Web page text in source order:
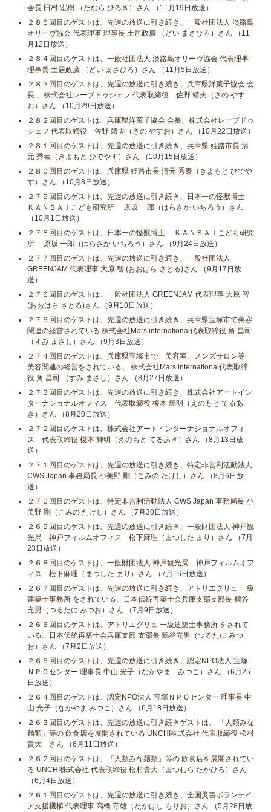
会長 田村 宏樹 （たむら ひろき）さん （11月19日放送）
２８５回目のゲストは、先週の放送に引き続き、一般社団法人 淡路島
オリーヴ協会 代表理事 理事長 土居政廣 （どい まさひろ）さん （11
月12日放送）
２８４回目のゲストは、一般社団法人 淡路島オリーヴ協会 代表理事
理事長 土居政廣 （どい まさひろ）さん （11月5日放送）
２８３回目のゲストは、先週の放送に引き続き、兵庫県洋菓子協会 会
長 、株式会社レーブドゥシェフ 代表取締役 佐野 靖夫（さの やす
お）さん （10月29日放送）
２８２回目のゲストは、兵庫県洋菓子協会 会長、株式会社レーブドゥ
シェフ 代表取締役 佐野 靖夫（さの やすお）さん （10月22日放送）
２８１回目のゲストは、先週の放送に引き続き、兵庫県 姫路市長 清
元 秀泰（きよもと ひでやす）さん （10月15日放送）
２８０回目のゲストは、兵庫県 姫路市長 清元 秀泰（きよもと ひでや
す）さん （10月8日放送）
２７９回目のゲストは、先週の放送に引き続き、日本一の怪獣博士
ＫＡＮＳＡＩこども研究所 原坂 一郎（はらさか いちろう）さん
（10月1日放送）
２７８回目のゲストは、日本一の怪獣博士 ＫＡＮＳＡＩこども研究
所 原坂 一郎（はらさか いちろう）さん （9月24日放送）
２７７回目のゲストは、先週の放送に引き続き、一般社団法人
GREENJAM 代表理事 大原 智 (おおはら さとる)さん （9月17日放
送）
２７６回目のゲストは、一般社団法人 GREENJAM 代表理事 大原 智
(おおはら さとる)さん （9月10日放送）
２７５回目のゲストは、先週の放送に引き続き、兵庫県宝塚市で美容
関連の経営されている 株式会社Mars international代表取締役 角 昌司
（すみ まさし）さん （9月3日放送）
２７４回目のゲストは、兵庫県宝塚市で、美容室、メンズサロン等
美容関連の経営をされている、 株式会社Mars international代表取締
役 角 昌司 （すみ まさし）さん （8月27日放送）
２７３回目のゲストは、先週の放送に引き続き、株式会社アートイン
ターナショナルオフィス 代表取締役 榎本 輝明（えのもと てるあ
き）さん （8月20日放送）
２７２回目のゲストは、株式会社アートインターナショナルオフィ
ス 代表取締役 榎本 輝明（えのもと てるあき）さん （8月13日放
送）
２７１回目のゲストは、先週の放送に引き続き、特定非営利活動法人
CWS Japan 事務局長 小美野 剛（こみの たけし）さん （8月6日放
送）
２７０回目のゲストは、特定非営利活動法人 CWS Japan 事務局長 小
美野 剛（こみの たけし）さん （7月30日放送）
２６９回目のゲストは、先週の放送に引き続き、一般財団法人 神戸観
光局 神戸フィルムオフィス 松下麻理（まつした まり）さん （7月
23日放送）
２６８回目のゲストは、一般財団法人 神戸観光局 神戸フィルムオフ
ィス 松下麻理（まつした まり）さん （7月16日放送）
２６７回目のゲストは、先週の放送に引き続き、アトリエグリュ 一級
建築士事務所 をされている、日本伝統再築士会兵庫支部支部長 鶴谷
充男（つるたに みつお）さん （7月9日放送）
２６６回目のゲストは、アトリエグリュ 一級建築士事務所 をされて
いる、日本伝統再築士会兵庫支部 支部長 鶴谷充男（つるたに みつ
お）さん （7月2日放送）
２６５回目のゲストは、先週の放送に引き続き、認定NPO法人 宝塚
ＮＰＯセンター 理事長 中山 光子（なかやま みつこ）さん （6月25
日放送）
２６４回目のゲストは、認定NPO法人 宝塚ＮＰＯセンター 理事長 中
山 光子（なかやま みつこ）さん （6月18日放送）
２６３回目のゲストは、先週の放送に引き続きゲストは、 「人類みな
麺類」等の 飲食店を展開されている UNCHI株式会社 代表取締役 松村
貴大 さん （6月11日放送）
２６２回目のゲストは、「人類みな麺類」等の 飲食店を展開されてい
る UNCHI株式会社 代表取締役 松村貴大（まつむら たかひろ）さん
（6月4日放送）
２６１回目のゲストは、先週の放送に引き続き、全国災害ボランテイ
ア支援機構 代表理事 高橋 守雄（たかはし もりお）さん （5月28日放